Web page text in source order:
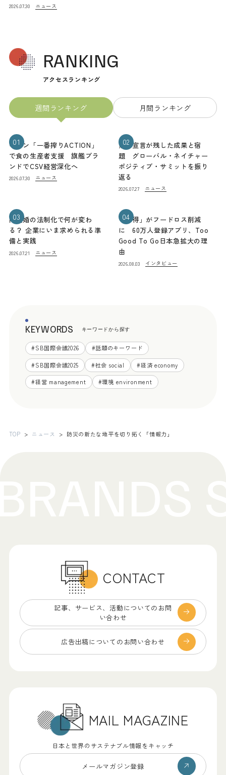
2026.07.30 ニュース
RANKING
アクセスランキング
週間ランキング 月間ランキング
01
キリン「一番搾りACTION」
で食の生産者支援 旗艦ブラ
ンドでCSV経営深化へ
2026.07.30 ニュース
02
熊本宣言が残した成果と宿
題 グローバル・ネイチャー
ポジティブ・サミットを振り
返る
2026.07.27 ニュース
03
同性婚の法制化で何が変わ
る？ 企業にいま求められる準
備と実践
2026.07.21 ニュース
04
「お得」がフードロス削減
に 60万人登録アプリ、Too
Good To Go日本急拡大の理
由
2026.08.03 インタビュー
KEYWORDS キーワードから探す
#SB国際会議2026 #話題のキーワード
#SB国際会議2025 #社会 social #経済 economy
#経営 management #環境 environment
TOP ニュース 防災の新たな地平を切り拓く「情報力」
CONTACT
記事、サービス、 活動についてのお問
い合わせ
広告出稿についての お問い合わせ
MAIL MAGAZINE
日本と世界のサステナブル情報をキャッチ
メールマガジン登録